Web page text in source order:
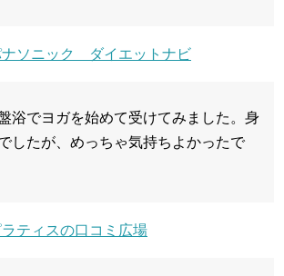
ナソニック ダイエットナビ
浴でヨガを始めて受けてみました。身
したが、めっちゃ気持ちよかったで
ティスの口コミ広場